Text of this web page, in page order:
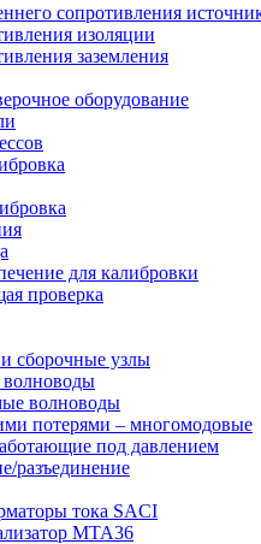
сопротивления
изоляции
заземления
оборудование
для калибровки
проверка
сборочные узлы
волноводы
потерями – многомодовые
под давлением
разъединение
тока SACI
MTA36